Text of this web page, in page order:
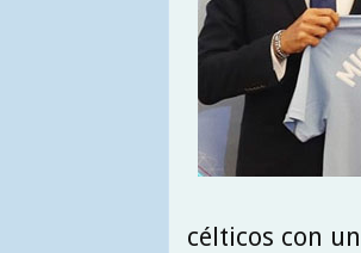
célticos con